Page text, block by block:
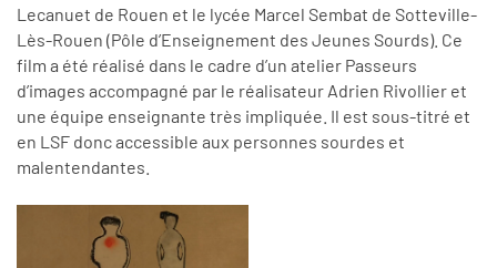
Lecanuet de Rouen et le lycée Marcel Sembat de Sotteville-
Lès-Rouen (Pôle d’Enseignement des Jeunes Sourds). Ce
film a été réalisé dans le cadre d’un atelier Passeurs
d’images accompagné par le réalisateur Adrien Rivollier et
une équipe enseignante très impliquée. Il est sous-titré et
en LSF donc accessible aux personnes sourdes et
malentendantes.